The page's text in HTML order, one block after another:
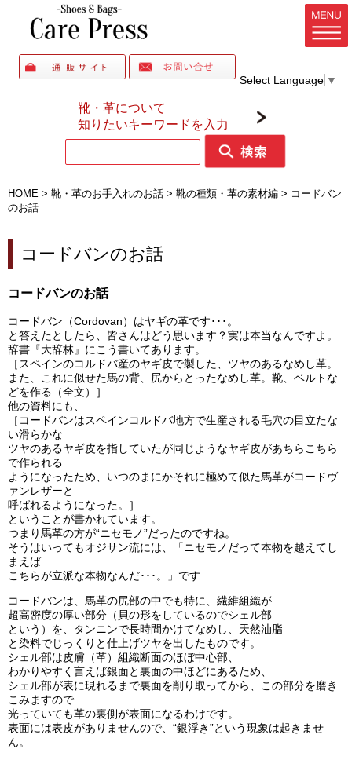
Select Language ▼
靴・革について
知りたいキーワードを入力
HOME > 靴・革のお手入れのお話 > 靴の種類・革の素材編 > コードバン
のお話
コードバンのお話
コードバンのお話
コードバン（Cordovan）はヤギの革です･･･。
と答えたとしたら、皆さんはどう思います？実は本当なんですよ。
辞書『大辞林』にこう書いてあります。
［スペインのコルドバ産のヤギ皮で製した、ツヤのあるなめし革。
また、これに似せた馬の背、尻からとったなめし革。靴、ベルトな
どを作る（全文）］
他の資料にも、
［コードバンはスペインコルドバ地方で生産される毛穴の目立たな
い滑らかな
ツヤのあるヤギ皮を指していたが同じようなヤギ皮があちらこちら
で作られる
ようになったため、いつのまにかそれに極めて似た馬革がコードヴ
ァンレザーと
呼ばれるようになった。］
ということが書かれています。
つまり馬革の方が“ニセモノ”だったのですね。
そうはいってもオジサン流には、「ニセモノだって本物を越えてし
まえば
こちらが立派な本物なんだ･･･。」です
コードバンは、馬革の尻部の中でも特に、繊維組織が
超高密度の厚い部分（貝の形をしているのでシェル部
という）を、タンニンで長時間かけてなめし、天然油脂
と染料でじっくりと仕上げツヤを出したものです。
シェル部は皮膚（革）組織断面のほぼ中心部、
わかりやすく言えば銀面と裏面の中ほどにあるため、
シェル部が表に現れるまで裏面を削り取ってから、この部分を磨き
こみますので
光っていても革の裏側が表面になるわけです。
表面には表皮がありませんので、“銀浮き”という現象は起きませ
ん。